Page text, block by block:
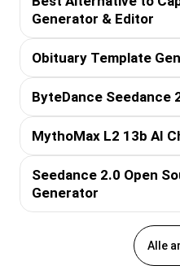
Generator & Editor
Obituary Template
ByteDance Seedance
MythoMax L2 13b AI
Seedance 2.0 Open
Generator
Alle